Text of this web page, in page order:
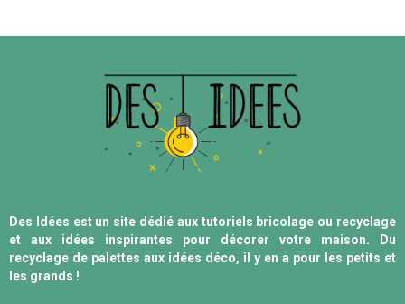
Des Idées est un site dédié aux tutoriels bricolage ou recyclage
et aux idées inspirantes pour décorer votre maison. Du
recyclage de palettes aux idées déco, il y en a pour les petits et
les grands !